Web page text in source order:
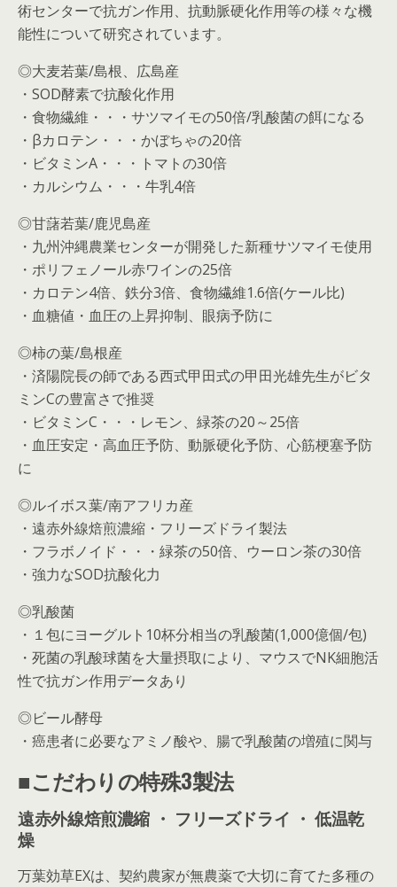
術センターで抗ガン作用、抗動脈硬化作用等の様々な機
能性について研究されています。
◎大麦若葉/島根、広島産
・SOD酵素で抗酸化作用
・食物繊維・・・サツマイモの50倍/乳酸菌の餌になる
・βカロテン・・・かぼちゃの20倍
・ビタミンA・・・トマトの30倍
・カルシウム・・・牛乳4倍
◎甘藷若葉/鹿児島産
・九州沖縄農業センターが開発した新種サツマイモ使用
・ポリフェノール赤ワインの25倍
・カロテン4倍、鉄分3倍、食物繊維1.6倍(ケール比)
・血糖値・血圧の上昇抑制、眼病予防に
◎柿の葉/島根産
・済陽院長の師である西式甲田式の甲田光雄先生がビタ
ミンCの豊富さで推奨
・ビタミンC・・・レモン、緑茶の20～25倍
・血圧安定・高血圧予防、動脈硬化予防、心筋梗塞予防
に
◎ルイボス葉/南アフリカ産
・遠赤外線焙煎濃縮・フリーズドライ製法
・フラボノイド・・・緑茶の50倍、ウーロン茶の30倍
・強力なSOD抗酸化力
◎乳酸菌
・１包にヨーグルト10杯分相当の乳酸菌(1,000億個/包)
・死菌の乳酸球菌を大量摂取により、マウスでNK細胞活
性で抗ガン作用データあり
◎ビール酵母
・癌患者に必要なアミノ酸や、腸で乳酸菌の増殖に関与
■こだわりの特殊3製法
遠赤外線焙煎濃縮 ・ フリーズドライ ・ 低温乾
燥
万葉効草EXは、契約農家が無農薬で大切に育てた多種の